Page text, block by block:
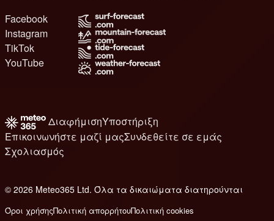
Facebook
Instagram
TikTok
YouTube
ΔιαφήμισηΥποστήριξη
Επικοινωνήστε μαζί μαςΣυνδεθείτε σε εμάς
Σχολιασμός
© 2026 Meteo365 Ltd. Όλα τα δικαιώματα διατηρούνται
Όροι χρήσηςΠολιτική απορρήτουΠολιτική cookies